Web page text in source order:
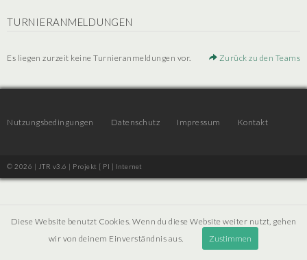
TURNIERANMELDUNGEN
Es liegen zurzeit keine Turnieranmeldungen vor. Zurück zu den Teams
Nutzungsbedingungen Datenschutz Impressum Kontakt
© 2026 | JTR v3.6 | Projekt [ PI ] Internet
Diese Website benutzt Cookies. Wenn du diese Website weiter nutzt, gehen
wir von deinem Einverständnis aus.
Zustimmen